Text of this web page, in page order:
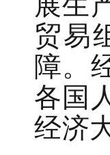
贸易
障。
各国
经济